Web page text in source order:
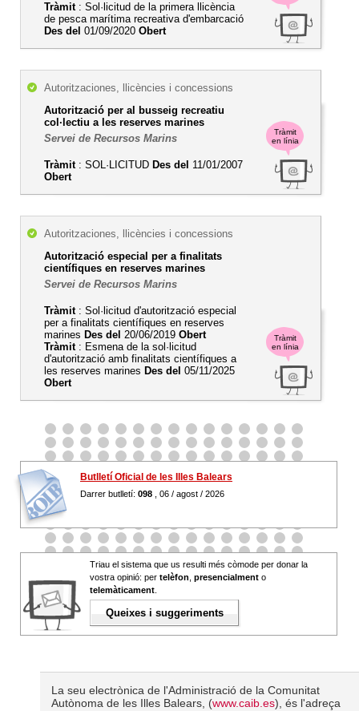
Tràmit: Sol·licitud de la primera llicència
de pesca marítima recreativa d'embarcació
Des del 01/09/2020 Obert
Tràmit
en línia
Autoritzaciones, llicències i concessions
Autorització per al busseig recreatiu
col·lectiu a les reserves marines
Servei de Recursos Marins
Tràmit: SOL·LICITUD Des del 11/01/2007
Obert
Tràmit
en línia
Autoritzaciones, llicències i concessions
Autorització especial per a finalitats
científiques en reserves marines
Servei de Recursos Marins
Tràmit: Sol·licitud d'autorització especial
per a finalitats científiques en reserves
marines Des del 20/06/2019 Obert
Tràmit: Esmena de la sol·licitud
d'autorització amb finalitats científiques a
les reserves marines Des del 05/11/2025
Obert
Butlletí Oficial de les Illes Balears
Darrer butlletí: 098 , 06 / agost / 2026
Triau el sistema que us resulti més còmode per donar la
vostra opinió: per telèfon presencialment o
telemàticament
Queixes i suggeriments
La seu electrònica de l'Administració de la Comunitat
Autònoma de les Illes Balears, (www.caib.es), és l'adreça